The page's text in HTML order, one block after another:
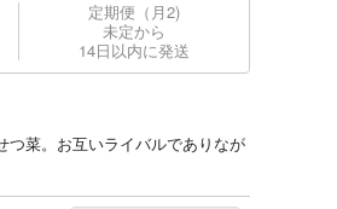
定期便（月2)
未定から
14日以内に発送
つ菜。お互いライバルでありなが